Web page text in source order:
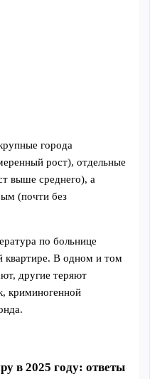
города
рост), отдельные
выше среднего), а
(почти без
по больнице
квартире. В одном и том
другие теряют
криминогенной
в 2025 году: ответы